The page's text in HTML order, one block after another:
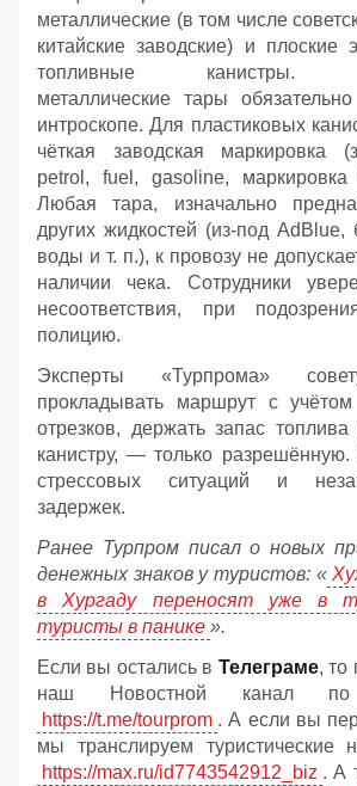
металлические (в том числе
китайские заводские) и плоские
топливные канистры.
металлические тары
интроскопе. Для пластиковых
чёткая заводская маркировка
petrol, fuel, gasoline,
Любая тара, изначально
других жидкостей (из‑под
воды и т. п.), к провозу не
наличии чека. Сотрудники
несоответствия, при
полицию.
Эксперты «Турпрома»
прокладывать маршрут с
отрезков, держать запас
канистру, — только разрешённую.
стрессовых ситуаций и
задержек.
Ранее Турпром писал о новых
денежных знаков у туристов: «
в Хургаду переносят уже в
туристы в панике ».
Если вы остались в Телеграме, то
наш Новостной канал
https://t.me/tourprom . А если вы
мы транслируем туристические
https://max.ru/id7743542912_biz . А